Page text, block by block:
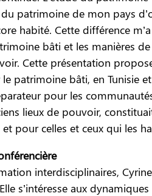
patrimoine de mon pays
habité. Cette différence
bâti et les manières
Cette présentation
patrimoine bâti, en Tunisie
pour les
lieux de pouvoir,
pour celles et ceux qui les
interdisciplinaires,
s’intéresse aux